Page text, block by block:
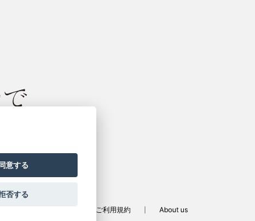
イト
ご利用規約 About us
意する
否する